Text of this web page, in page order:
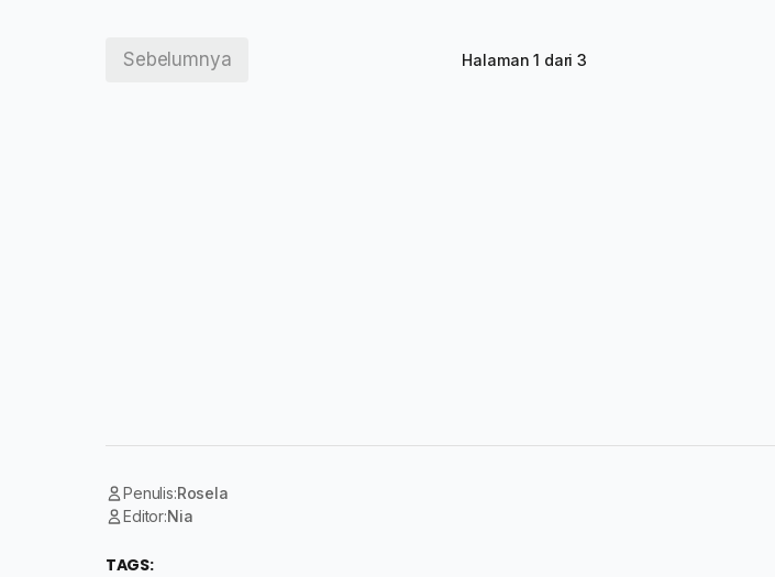
Sebelumnya Halaman 1 dari 3
Penulis:Rosela
Editor:Nia
TAGS: